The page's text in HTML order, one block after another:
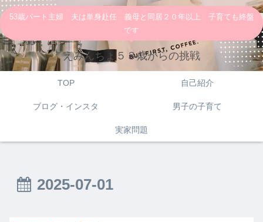
53歳パート主婦 夫は単身赴任 義母と同居２０年以上 子育ても終盤
です
えみんちょ５３歳からの挑戦
TOP 自己紹介
ブログ・インスタ 男子の子育て
実家問題
2025-07-01